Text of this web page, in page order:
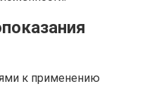
к применению